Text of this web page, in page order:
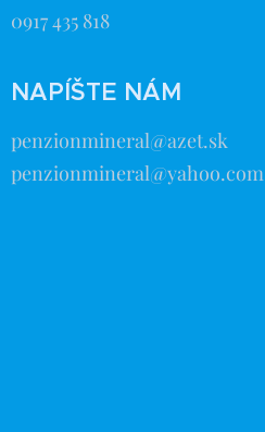
0917 435 818
NAPÍŠTE NÁM
penzionmineral@azet.sk
penzionmineral@yahoo.com